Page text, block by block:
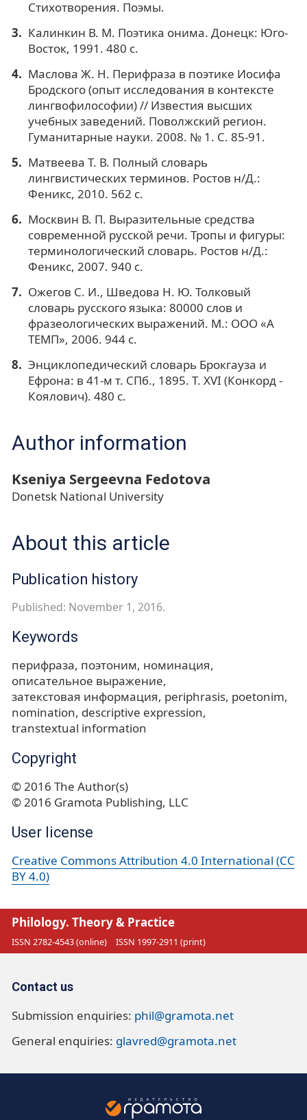
Стихотворения. Поэмы.
Калинкин В. М. Поэтика онима. Донецк: Юго-
Восток, 1991. 480 с.
Маслова Ж. Н. Перифраза в поэтике Иосифа
Бродского (опыт исследования в контексте
лингвофилософии) // Известия высших
учебных заведений. Поволжский регион.
Гуманитарные науки. 2008. № 1. С. 85-91.
Матвеева Т. В. Полный словарь
лингвистических терминов. Ростов н/Д.:
Феникс, 2010. 562 с.
Москвин В. П. Выразительные средства
современной русской речи. Тропы и фигуры:
терминологический словарь. Ростов н/Д.:
Феникс, 2007. 940 с.
Ожегов С. И., Шведова Н. Ю. Толковый
словарь русского языка: 80000 слов и
фразеологических выражений. М.: ООО «А
ТЕМП», 2006. 944 с.
Энциклопедический словарь Брокгауза и
Ефрона: в 41-м т. СПб., 1895. Т. XVI (Конкорд -
Коялович). 480 с.
Author information
Kseniya Sergeevna Fedotova
Donetsk National University
About this article
Publication history
Published: November 1, 2016.
Keywords
перифраза поэтоним номинация
описательное выражение
затекстовая информация periphrasis poetonim
nomination descriptive expression
transtextual information
Copyright
© 2016 The Author(s)
© 2016 Gramota Publishing, LLC
User license
Creative Commons Attribution 4.0 International (CC
BY 4.0)
Philology. Theory & Practice
ISSN 2782-4543 (online) ISSN 1997-2911 (print)
Contact us
Submission enquiries: phil@gramota.net
General enquiries: glavred@gramota.net